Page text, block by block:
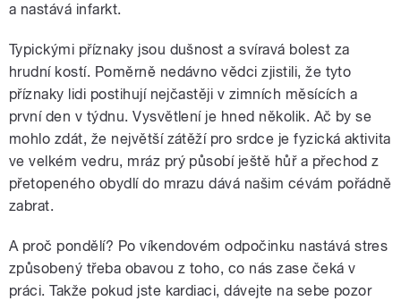
a nastává infarkt.
Typickými příznaky jsou dušnost a svíravá bolest za
hrudní kostí. Poměrně nedávno vědci zjistili, že tyto
příznaky lidi postihují nejčastěji v zimních měsících a
první den v týdnu. Vysvětlení je hned několik. Ač by se
mohlo zdát, že největší zátěží pro srdce je fyzická aktivita
ve velkém vedru, mráz prý působí ještě hůř a přechod z
přetopeného obydlí do mrazu dává našim cévám pořádně
zabrat.
A proč pondělí? Po víkendovém odpočinku nastává stres
způsobený třeba obavou z toho, co nás zase čeká v
práci. Takže pokud jste kardiaci, dávejte na sebe pozor